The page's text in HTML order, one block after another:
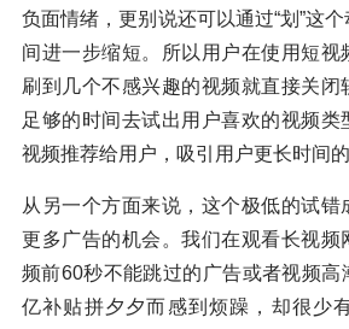
负面情绪，更别说还可以通过“划”这
间进一步缩短。所以用户在使用短视
刷到几个不感兴趣的视频就直接关闭
足够的时间去试出用户喜欢的视频类
视频推荐给用户，吸引用户更长时间的
从另一个方面来说，这个极低的试错
更多广告的机会。我们在观看长视频
频前60秒不能跳过的广告或者视频高
亿补贴拼夕夕而感到烦躁，却很少